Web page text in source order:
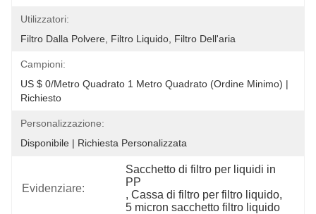
Utilizzatori:
Filtro Dalla Polvere, Filtro Liquido, Filtro Dell'aria
Campioni:
US $ 0/metro Quadrato 1 Metro Quadrato (ordine Minimo) |
Richiesto
Personalizzazione:
Disponibile | Richiesta Personalizzata
Evidenziare:
Sacchetto di filtro per liquidi in
PP
, Cassa di filtro per filtro liquido,
5 micron sacchetto filtro liquido